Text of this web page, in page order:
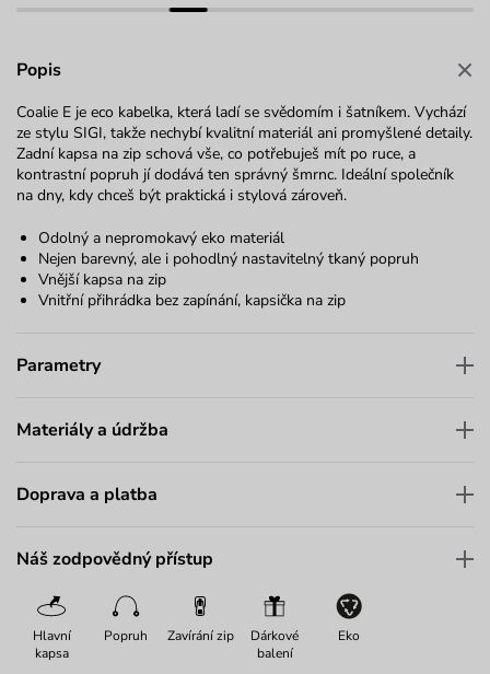
Popis
Coalie E je eco kabelka, která ladí se svědomím i šatníkem. Vychází
ze stylu SIGI, takže nechybí kvalitní materiál ani promyšlené detaily.
Zadní kapsa na zip schová vše, co potřebuješ mít po ruce, a
kontrastní popruh jí dodává ten správný šmrnc. Ideální společník
na dny, kdy chceš být praktická i stylová zároveň.
Odolný a nepromokavý eko materiál
Nejen barevný, ale i pohodlný nastavitelný tkaný popruh
Vnější kapsa na zip
Vnitřní přihrádka bez zapínání, kapsička na zip
Parametry
Materiály a údržba
Doprava a platba
Náš zodpovědný přístup
Hlavní
kapsa
Popruh Zavírání zip
Dárkové
balení
Eko